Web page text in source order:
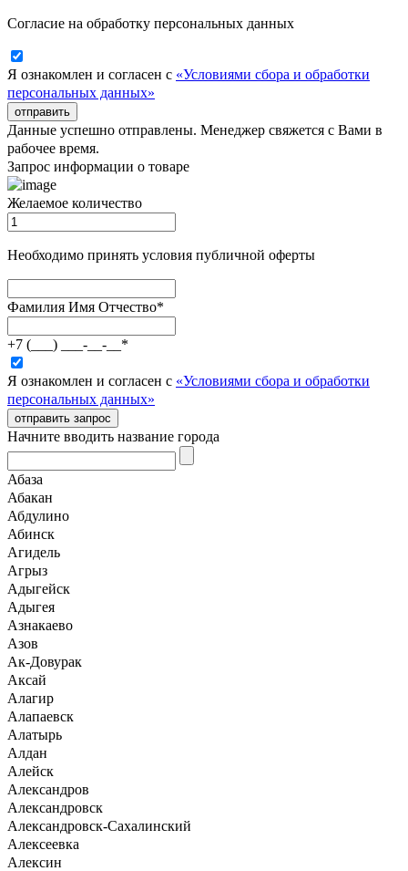
Согласие на обработку персональных данных
Я ознакомлен и согласен с «Условиями сбора и обработки
персональных данных»
отправить
Данные успешно отправлены. Менеджер свяжется с Вами в
рабочее время.
Запрос информации о товаре
Желаемое количество
Необходимо принять условия публичной оферты
Фамилия Имя Отчество*
+7 (___) ___-__-__ *
Я ознакомлен и согласен с «Условиями сбора и обработки
персональных данных»
отправить запрос
Начните вводить название города
Абаза
Абакан
Абдулино
Абинск
Агидель
Агрыз
Адыгейск
Адыгея
Азнакаево
Азов
Ак-Довурак
Аксай
Алагир
Алапаевск
Алатырь
Алдан
Алейск
Александров
Александровск
Александровск-Сахалинский
Алексеевка
Алексин